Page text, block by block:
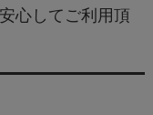
心してご利用頂